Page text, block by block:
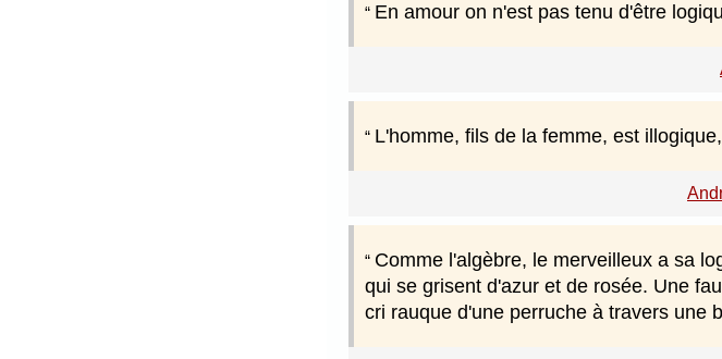
En amour on n'est pas tenu d'être
L'homme, fils de la femme, est
Comme l'algèbre, le merveilleux a sa
qui se grisent d'azur et de rosée. Une
cri rauque d'une perruche à travers une